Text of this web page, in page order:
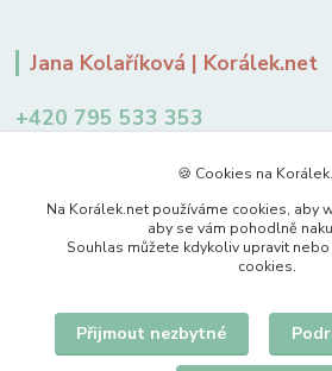
Jana Kolaříková | Korálek.net
+420 795 533 353
Upravit sběr
🍪 Cookies na
Na Korálek.net používáme cookies, aby
aby se vám pohodlně
Souhlas můžete kdykoliv upravit
cookies.
Přijmout nezbytné